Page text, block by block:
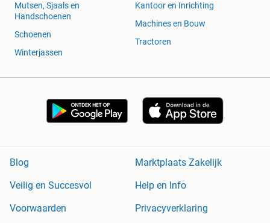
Mutsen, Sjaals en
Handschoenen
Schoenen
Winterjassen
Kantoor en Inrichting
Machines en Bouw
Tractoren
Blog
Marktplaats Zakelijk
Veilig en Succesvol
Help en Info
Voorwaarden
Privacyverklaring